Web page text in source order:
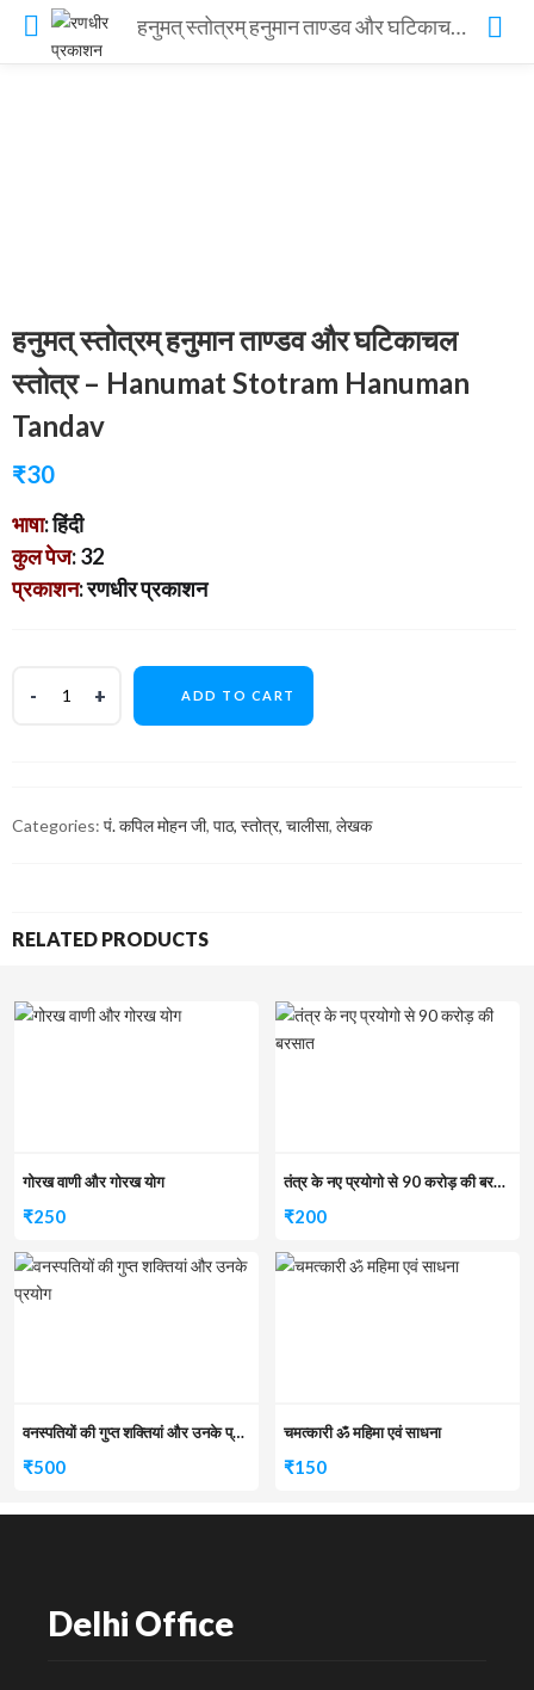
हनुमत् स्तोत्रम् हनुमान ताण्डव और घटिकाचल स्तोत्र – Hanumat Stotram Hanuman Tandav
हनुमत् स्तोत्रम् हनुमान ताण्डव और घटिकाचल
स्तोत्र – Hanumat Stotram Hanuman
Tandav
₹30
भाषा: हिंदी
कुल पेज: 32
प्रकाशन: रणधीर प्रकाशन
ADD TO CART
Categories: पं. कपिल मोहन जी, पाठ, स्तोत्र, चालीसा, लेखक
RELATED PRODUCTS
गोरख वाणी और गोरख योग
₹250
तंत्र के नए प्रयोगो से 90 करोड़ की बरसात
₹200
वनस्पतियों की गुप्त शक्तियां और उनके प्रयोग
₹500
चमत्कारी ॐ महिमा एवं साधना
₹150
Delhi Office